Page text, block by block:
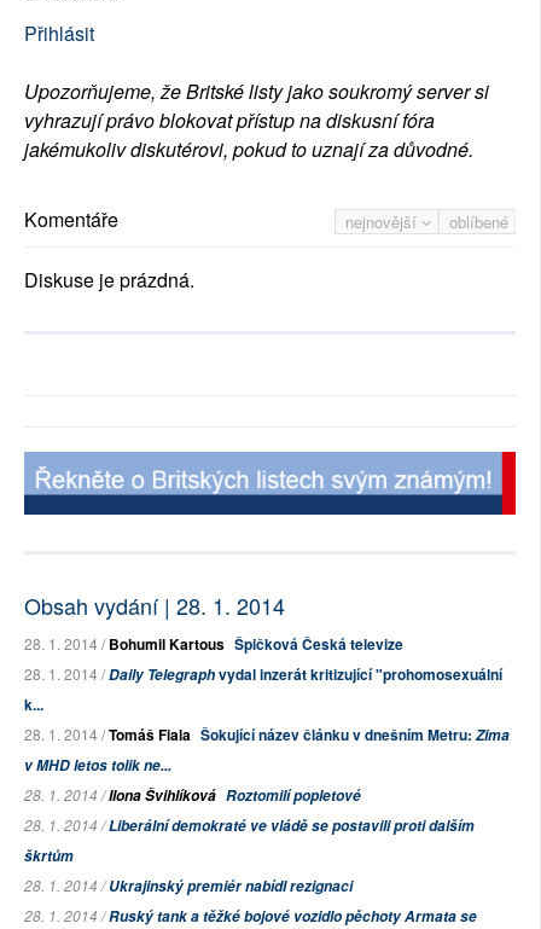
Přihlásit
Upozorňujeme, že Britské listy jako soukromý server si
vyhrazují právo blokovat přístup na diskusní fóra
jakémukoliv diskutérovi, pokud to uznají za důvodné.
nejnovější oblíbené
Komentáře
Diskuse je prázdná.
Obsah vydání | 28. 1. 2014
28. 1. 2014 /Bohumil Kartous Špičková Česká televize
28. 1. 2014 /Daily Telegraphvydal inzerát kritizující "prohomosexuální
k...
28. 1. 2014 /Tomáš Fiala Šokující název článku v dnešním Metru: Zima
v MHD letos tolik ne...
28. 1. 2014 /Ilona Švihlíková Roztomilí popletové
28. 1. 2014 /Liberální demokraté ve vládě se postavili proti dalším
škrtům
28. 1. 2014 /Ukrajinský premiér nabídl rezignaci
28. 1. 2014 /Ruský tank a těžké bojové vozidlo pěchoty Armata se